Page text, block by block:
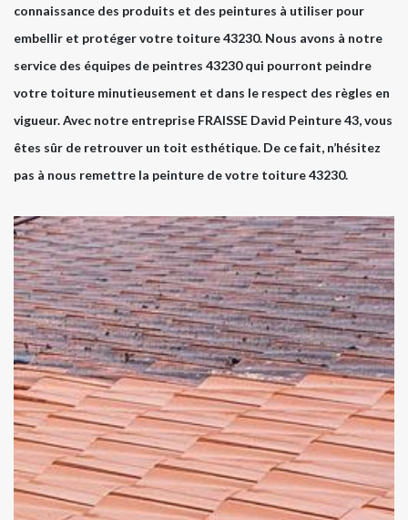
connaissance des produits et des peintures à utiliser pour
embellir et protéger votre toiture 43230. Nous avons à notre
service des équipes de peintres 43230 qui pourront peindre
votre toiture minutieusement et dans le respect des règles en
vigueur. Avec notre entreprise FRAISSE David Peinture 43, vous
êtes sûr de retrouver un toit esthétique. De ce fait, n’hésitez
pas à nous remettre la peinture de votre toiture 43230.